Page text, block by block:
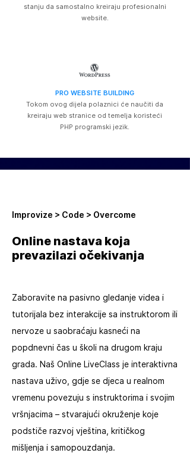
stanju da samostalno kreiraju profesionalni
website.
PRO WEBSITE BUILDING
Tokom ovog dijela polaznici će naučiti da
kreiraju web stranice od temelja koristeći
PHP programski jezik.
Improvize > Code > Overcome
Online nastava koja
prevazilazi očekivanja
Zaboravite na pasivno gledanje videa i
tutorijala bez interakcije sa instruktorom ili
nervoze u saobraćaju kasneći na
popdnevni čas u školi na drugom kraju
grada. Naš Online LiveClass je interaktivna
nastava uživo, gdje se djeca u realnom
vremenu povezuju s instruktorima i svojim
vršnjacima – stvarajući okruženje koje
podstiče razvoj vještina, kritičkog
mišljenja i samopouzdanja.